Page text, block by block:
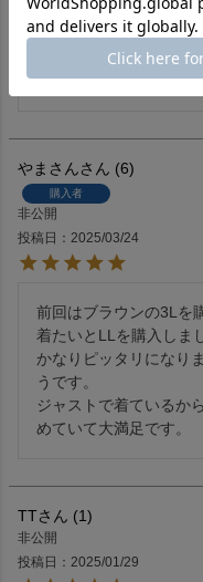
３LとLLを注文し、試
購入時クーポンが利用
とても満足度の高い一
やまさん 6
購入者
非公開
投稿日
2025/03/24
前回はブラウンの3Lを
着たいとLLを購入しま
かなりピッタリになり
うです。
ジャストで着ているか
めていて大満足です。
TT 1
非公開
投稿日
2025/01/29